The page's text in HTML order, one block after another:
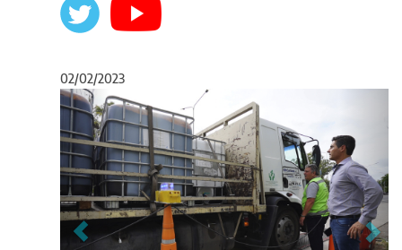
02/02/2023
Anterior